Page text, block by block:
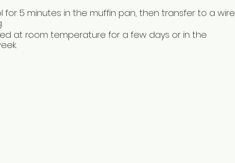
for 5 minutes in the muffin pan, then transfer to a wire
at room temperature for a few days or in the